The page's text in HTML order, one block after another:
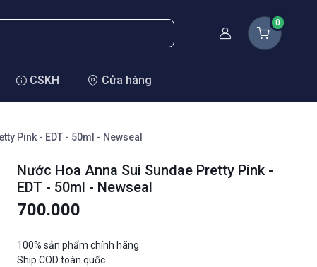
Thành viên
0
CSKH Cửa hàng
Pink - EDT - 50ml - Newseal
Nước Hoa Anna Sui Sundae Pretty Pink -
EDT - 50ml - Newseal
700.000
100% sản phẩm chính hãng
Ship COD toàn quốc